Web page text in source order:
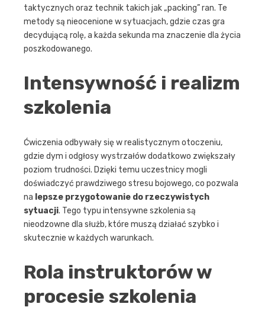
taktycznych oraz technik takich jak „packing” ran. Te
metody są nieocenione w sytuacjach, gdzie czas gra
decydującą rolę, a każda sekunda ma znaczenie dla życia
poszkodowanego.
Intensywność i realizm
szkolenia
Ćwiczenia odbywały się w realistycznym otoczeniu,
gdzie dym i odgłosy wystrzałów dodatkowo zwiększały
poziom trudności. Dzięki temu uczestnicy mogli
doświadczyć prawdziwego stresu bojowego, co pozwala
na lepsze przygotowanie do rzeczywistych
sytuacji. Tego typu intensywne szkolenia są
nieodzowne dla służb, które muszą działać szybko i
skutecznie w każdych warunkach.
Rola instruktorów w
procesie szkolenia